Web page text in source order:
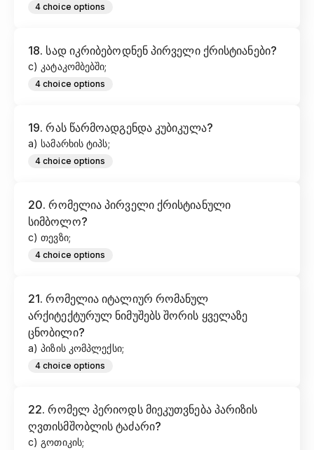
4 choice options
18. სად იკრიბებოდნენ პირველი ქრისტიანები?
c) კატაკომბებში;
4 choice options
19.რას წარმოადგენდა კუბიკულა?
a) სამარხის ტიპს;
4 choice options
20.რომელია პირველი ქრისტიანული
სიმბოლო?
c) თევზი;
4 choice options
21.რომელია იტალიურ რომანულ
არქიტექტურულ ნიმუშებს შორის ყველაზე
ცნობილი?
a) პიზის კომპლექსი;
4 choice options
22.რომელ პერიოდს მიეკუთვნება პარიზის
ღვთისმშობლის ტაძარი?
c) გოთიკის;​